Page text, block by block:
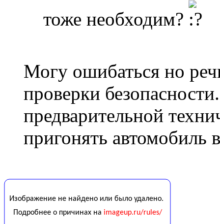
тоже необходим?
Могу ошибаться но
проверки
предварительной
пригонять